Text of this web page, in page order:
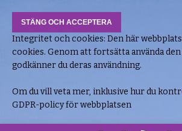
Integritet och cookies: Den här
cookies. Genom att fortsätta använda
godkänner du deras användning.
Om du vill veta mer, inklusive hur du
GDPR-policy för webbplatsen